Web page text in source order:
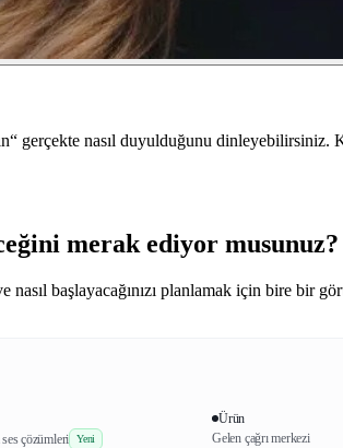
gerçekte nasıl duyulduğunu dinleyebilirsiniz.
merak ediyor musunuz?
başlayacağınızı planlamak için bire bir
çözümleri
Yeni
Ürün
Gelen çağrı merkezi